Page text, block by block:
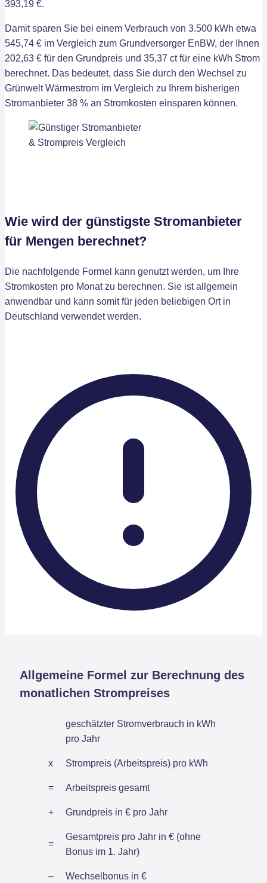
393,19 €.
Damit sparen Sie bei einem Verbrauch von 3.500 kWh etwa
545,74 € im Vergleich zum Grundversorger EnBW, der Ihnen
202,63 € für den Grundpreis und 35,37 ct für eine kWh Strom
berechnet. Das bedeutet, dass Sie durch den Wechsel zu
Grünwelt Wärmestrom im Vergleich zu Ihrem bisherigen
Stromanbieter 38 % an Stromkosten einsparen können.
Wie wird der günstigste Stromanbieter
für Mengen berechnet?
Die nachfolgende Formel kann genutzt werden, um Ihre
Stromkosten pro Monat zu berechnen. Sie ist allgemein
anwendbar und kann somit für jeden beliebigen Ort in
Deutschland verwendet werden.
Allgemeine Formel zur Berechnung des
monatlichen Strompreises
geschätzter Stromverbrauch in kWh
pro Jahr
x Strompreis (Arbeitspreis) pro kWh
= Arbeitspreis gesamt
+ Grundpreis in € pro Jahr
=
Gesamtpreis pro Jahr in € (ohne
Bonus im 1. Jahr)
– Wechselbonus in €